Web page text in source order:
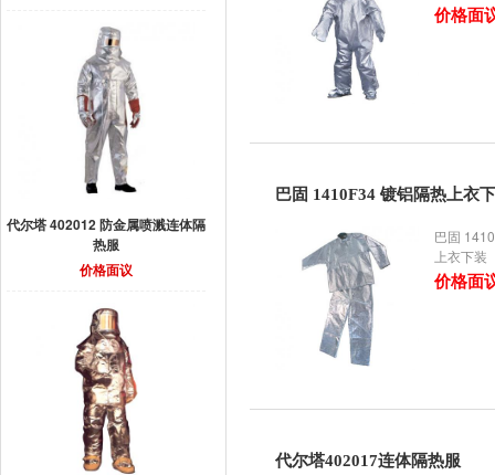
代尔塔 402012 防金属喷溅连体隔
热服
价格面议
价格面
巴固 1410F34 镀铝隔热上衣
巴固
上衣下装
价格面
代尔塔402017连体隔热服